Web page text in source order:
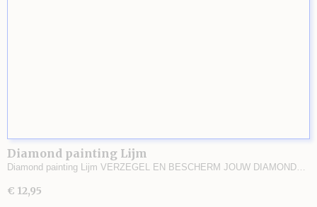
Diamond painting Lijm
Diamond painting Lijm VERZEGEL EN BESCHERM JOUW DIAMOND…
€ 12,95